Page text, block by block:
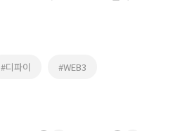
#디파이 #WEB3